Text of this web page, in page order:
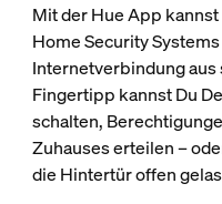
Mit der Hue App
Home Security
Internetverbindung
Fingertipp kannst Du
schalten,
Zuhauses erteilen –
die Hintertür offen